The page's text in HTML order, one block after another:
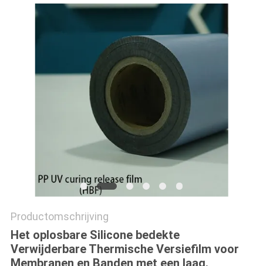
PRIVACYBELEID
Productomschrijving
Het oplosbare Silicone bedekte
Verwijderbare Thermische Versiefilm voor